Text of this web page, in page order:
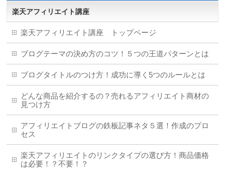
楽天アフィリエイト講座
楽天アフィリエイト講座 トップページ
ブログテーマの決め方のコツ！５つの王道パターンとは
ブログタイトルのつけ方！成功に導く5つのルールとは
どんな商品を紹介するの？売れるアフィリエイト商材の
見つけ方
アフィリエイトブログの鉄板記事ネタ５選！作成のプロ
セス
楽天アフィリエイトのリンクタイプの選び方！商品価格
は必要！？不要！？